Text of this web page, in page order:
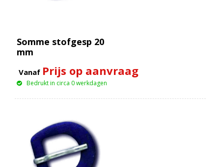
Somme stofgesp 20
mm
Vanaf Prijs op aanvraag
Bedrukt in circa 0 werkdagen